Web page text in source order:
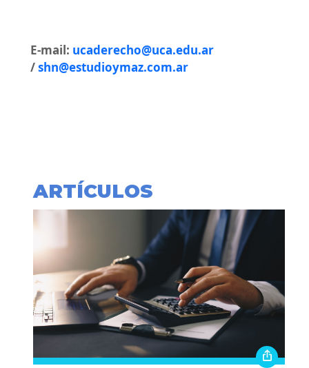
E-mail: ucaderecho@uca.edu.ar
/shn@estudioymaz.com.ar
ARTÍCULOS